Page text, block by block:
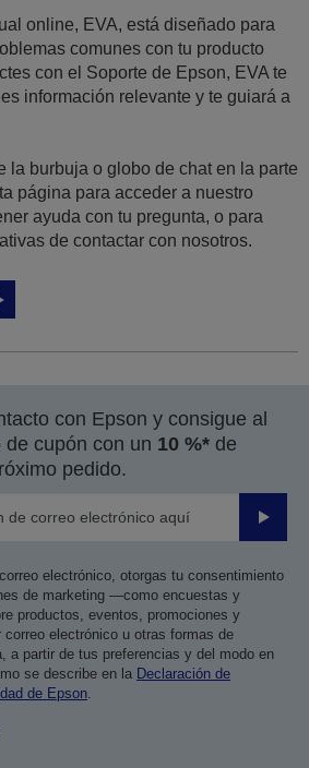
online, EVA, está diseñado para
comunes con tu producto
con el Soporte de Epson, EVA te
información relevante y te guiará a
la burbuja o globo de chat en la parte
página para acceder a nuestro
ayuda con tu pregunta, o para
de contactar con nosotros.
con Epson y consigue al
cupón con un 10 %* de
pedido.
Enviar
electrónico, otorgas tu consentimiento
de marketing —como encuestas y
productos, eventos, promociones y
electrónico u otras formas de
a partir de tus preferencias y del modo en
se describe en la Declaración de
de Epson.